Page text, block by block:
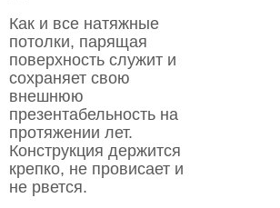
Как и все натяжные
потолки, парящая
поверхность служит и
сохраняет свою
внешнюю
презентабельность на
протяжении лет.
Конструкция держится
крепко, не провисает и
не рвется.